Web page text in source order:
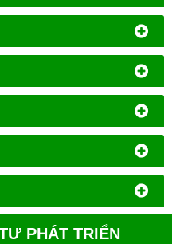
PHÁT TRIỂN